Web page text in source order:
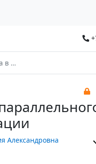
Александровна